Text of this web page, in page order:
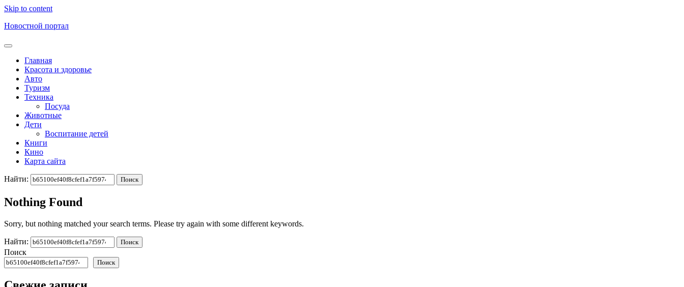
Skip to content
Новостной портал
Главная
Красота и здоровье
Авто
Туризм
Техника
Посуда
Животные
Дети
Воспитание детей
Книги
Кино
Карта сайта
Найти:
Nothing Found
Sorry, but nothing matched your search terms. Please try again with some different keywords.
Найти:
Поиск
Поиск